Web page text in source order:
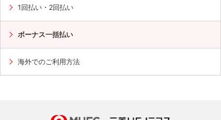
1回払い・2回払い
ボーナス一括払い
海外でのご利用方法